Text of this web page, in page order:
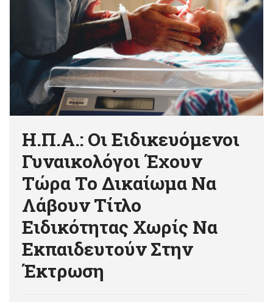
Η.Π.Α.: Οι Ειδικευόμενοι
Γυναικολόγοι Έχουν
Τώρα Το Δικαίωμα Να
Λάβουν Τίτλο
Ειδικότητας Χωρίς Να
Εκπαιδευτούν Στην
Έκτρωση